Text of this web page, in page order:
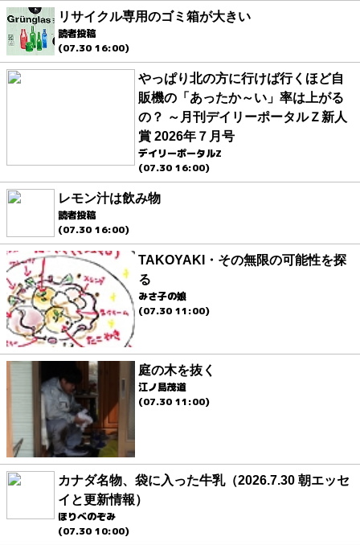
リサイクル専用のゴミ箱が大きい
読者投稿
(07.30 16:00)
やっぱり北の方に行けば行くほど自
販機の「あったか～い」率は上がる
の？ ～月刊デイリーポータルＺ新人
賞 2026年７月号
デイリーポータルZ
(07.30 16:00)
レモン汁は飲み物
読者投稿
(07.30 16:00)
TAKOYAKI・その無限の可能性を探
る
みさ子の娘
(07.30 11:00)
庭の木を抜く
江ノ島茂道
(07.30 11:00)
カナダ名物、袋に入った牛乳（2026.7.30 朝エッセ
イと更新情報）
ほりべのぞみ
(07.30 10:00)